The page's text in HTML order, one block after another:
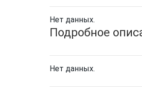
Нет данных.
Подробное
Нет данных.